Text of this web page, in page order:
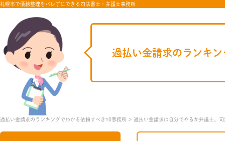
札幌市で債務整理をバレずにできる司法書士・弁護士事務所
過払い金請求のランキ
過払い金請求のランキングでわかる依頼すべき10事務所 過払い金請求は自分でやるか弁護士、